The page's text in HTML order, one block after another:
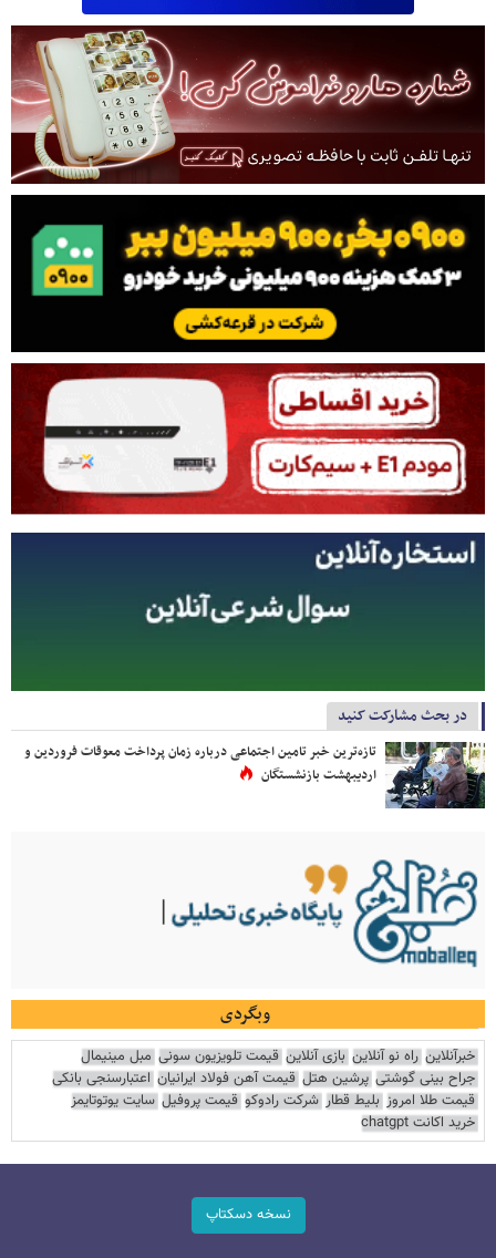
در بحث مشارکت کنید
تازه‌ترین خبر تامین اجتماعی درباره زمان پرداخت معوقات فروردین و
اردیبهشت بازنشستگان
وبگردی
خبرآنلاین راه نو آنلاین بازی آنلاین قیمت تلویزیون سونی مبل مینیمال
جراح بینی گوشتی پرشین هتل قیمت آهن فولاد ایرانیان اعتبارسنجی بانکی
قیمت طلا امروز بلیط قطار شرکت رادوکو قیمت پروفیل سایت یوتوتایمز
خرید اکانت chatgpt
نسخه دسکتاپ